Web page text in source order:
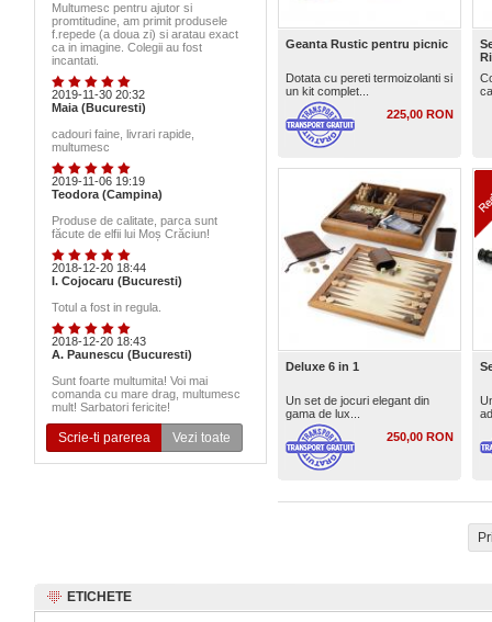
Multumesc pentru ajutor si
promtitudine, am primit produsele
f.repede (a doua zi) si aratau exact
ca in imagine. Colegii au fost
incantati.
2019-11-30 20:32
Maia (Bucuresti)
cadouri faine, livrari rapide,
multumesc
2019-11-06 19:19
Teodora (Campina)
Produse de calitate, parca sunt
făcute de elfii lui Moș Crăciun!
2018-12-20 18:44
I. Cojocaru (Bucuresti)
Totul a fost in regula.
2018-12-20 18:43
A. Paunescu (Bucuresti)
Sunt foarte multumita! Voi mai
comanda cu mare drag, multumesc
mult! Sarbatori fericite!
Scrie-ti parerea Vezi toate
Geanta Rustic pentru picnic
Dotata cu pereti termoizolanti si
un kit complet...
225,00 RON
Deluxe 6 in 1
Un set de jocuri elegant din
gama de lux...
250,00 RON
ETICHETE